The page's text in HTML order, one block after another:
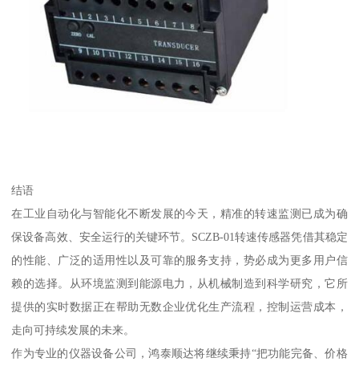
结语
在工业自动化与智能化不断发展的今天，精准的转速监测已成为确
保设备高效、安全运行的关键环节。SCZB-01转速传感器凭借其稳定
的性能、广泛的适用性以及可靠的服务支持，势必成为更多用户信
赖的选择。从环境监测到能源电力，从机械制造到科学研究，它所
提供的实时数据正在帮助无数企业优化生产流程，控制运营成本，
走向可持续发展的未来。
作为专业的仪器设备公司，鸿泰顺达将继续秉持“把功能完备、价格